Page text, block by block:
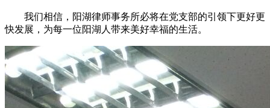
我们相信，阳湖律师事务所必将在党支部的引领下更好更
快发展，为每一位阳湖人带来美好幸福的生活。